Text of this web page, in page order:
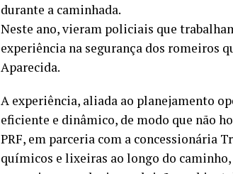
durante a caminhada.
Neste ano, vieram policiais que
experiência na segurança dos romeiros
Aparecida.
A experiência, aliada ao planejamento
eficiente e dinâmico, de modo que não
PRF, em parceria com a concessionária
químicos e lixeiras ao longo do